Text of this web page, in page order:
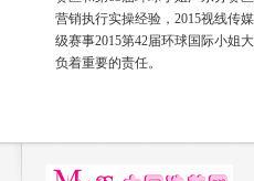
营销执行实操经验，2015视线传
级赛事2015第42届环球国际小姐
负着重要的责任。